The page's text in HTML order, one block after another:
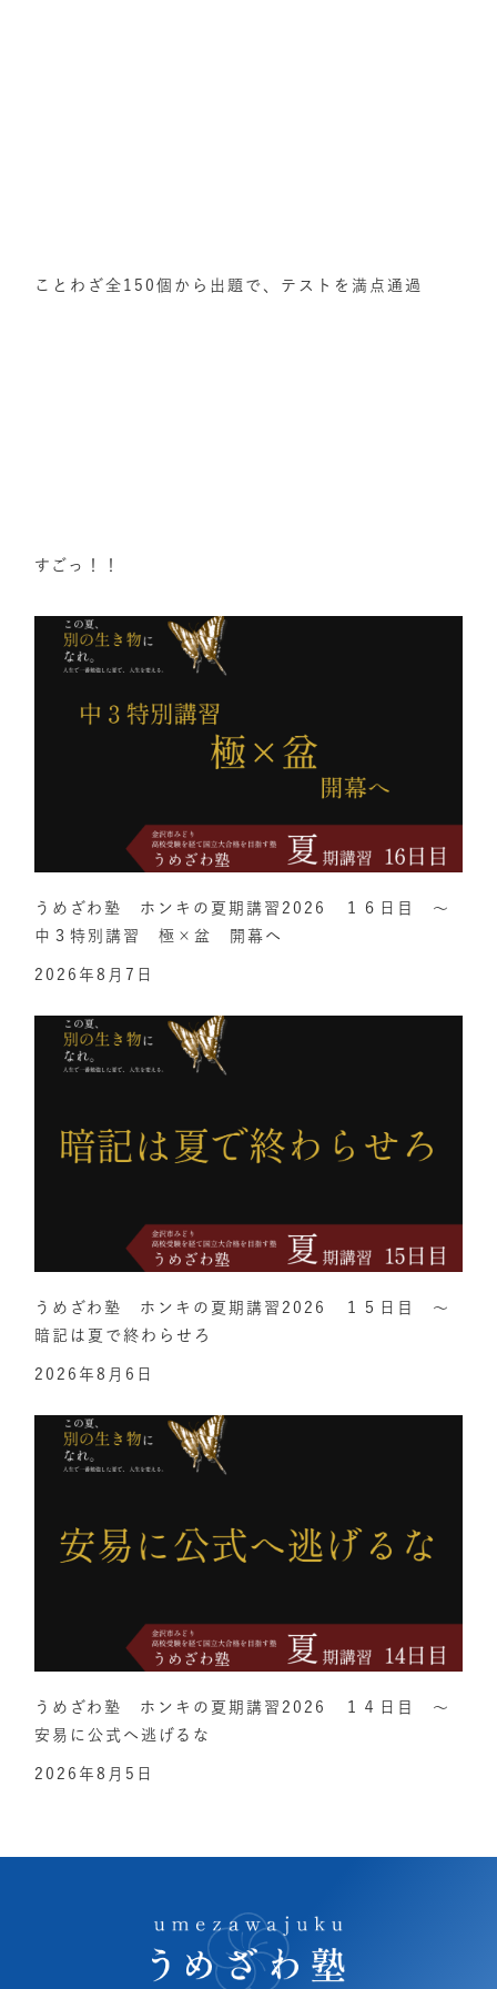
ことわざ全150個から出題で、テストを満点通過
すごっ！！
うめざわ塾 ホンキの夏期講習2026 １６日目 ～
中３特別講習 極×盆 開幕へ
2026年8月7日
うめざわ塾 ホンキの夏期講習2026 １５日目 ～
暗記は夏で終わらせろ
2026年8月6日
うめざわ塾 ホンキの夏期講習2026 １４日目 ～
安易に公式へ逃げるな
2026年8月5日